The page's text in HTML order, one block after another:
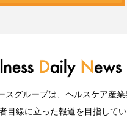
スグループは、ヘルスケア産
目線に立った報道を目指してい